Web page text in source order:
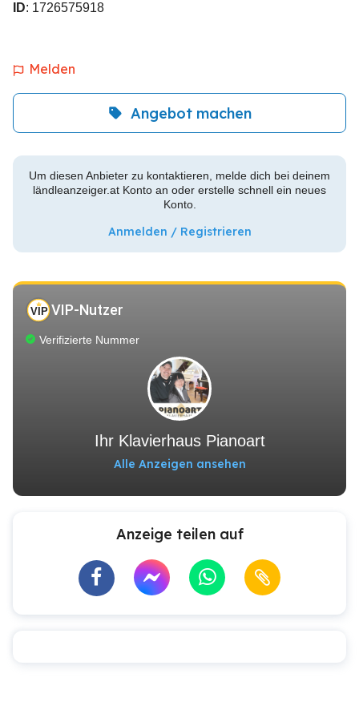
ID: 1726575918
Melden
Angebot machen
Um diesen Anbieter zu kontaktieren, melde dich bei deinem
ländleanzeiger.at Konto an oder erstelle schnell ein neues
Konto.
Anmelden / Registrieren
VIP-Nutzer
Verifizierte Nummer
Ihr Klavierhaus Pianoart
Alle Anzeigen ansehen
Anzeige teilen auf